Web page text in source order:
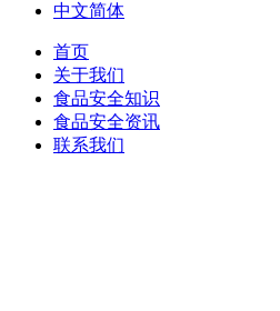
中文简体
首页
关于我们
食品安全知识
食品安全资讯
联系我们